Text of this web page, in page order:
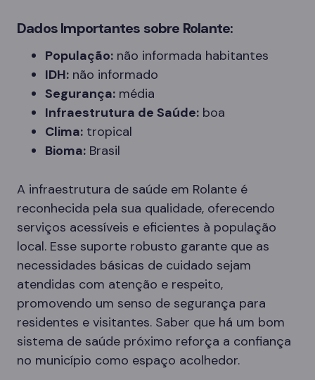
Dados Importantes sobre Rolante:
População: não informada habitantes
IDH: não informado
Segurança: média
Infraestrutura de Saúde: boa
Clima: tropical
Bioma: Brasil
A infraestrutura de saúde em Rolante é
reconhecida pela sua qualidade, oferecendo
serviços acessíveis e eficientes à população
local. Esse suporte robusto garante que as
necessidades básicas de cuidado sejam
atendidas com atenção e respeito,
promovendo um senso de segurança para
residentes e visitantes. Saber que há um bom
sistema de saúde próximo reforça a confiança
no município como espaço acolhedor.